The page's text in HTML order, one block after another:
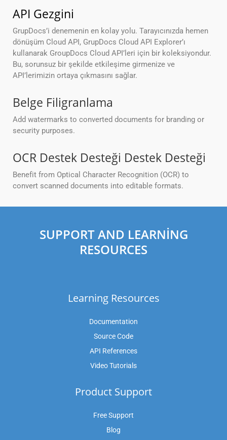
API Gezgini
GrupDocs’i denemenin en kolay yolu. Tarayıcınızda hemen
dönüşüm Cloud API, GrupDocs Cloud API Explorer’ı
kullanarak GroupDocs Cloud API’leri için bir koleksiyondur.
Bu, sorunsuz bir şekilde etkileşime girmenize ve
API’lerimizin ortaya çıkmasını sağlar.
Belge Filigranlama
Add watermarks to converted documents for branding or
security purposes.
OCR Destek Desteği Destek Desteği
Benefit from Optical Character Recognition (OCR) to
convert scanned documents into editable formats.
SUPPORT AND LEARNING
RESOURCES
Learning Resources
Documentation
Source Code
API References
Video Tutorials
Product Support
Free Support
Blog